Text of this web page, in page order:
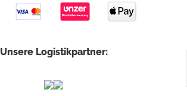
Unsere Logistikpartner: